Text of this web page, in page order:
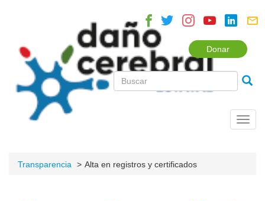
Donar
Transparencia Alta en registros y certificados